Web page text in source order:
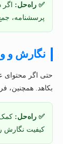
✅ راه‌حل:
پرسشنامه،
نگارش و
حتی اگر محتوای
بکاهد. همچنین،
✅ راه‌حل: کمک
کیفیت نگارش